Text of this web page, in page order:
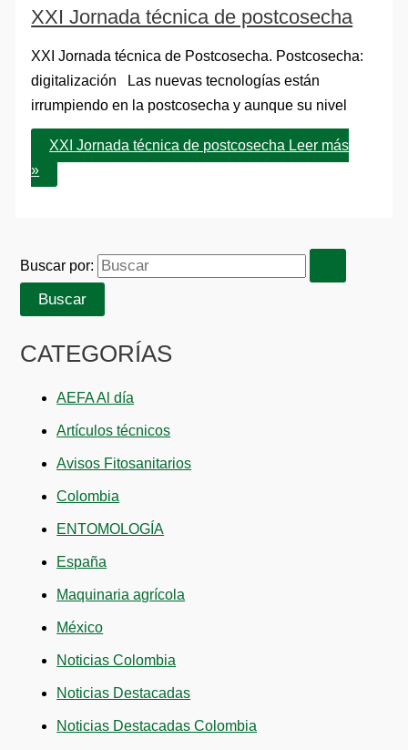
XXI Jornada técnica de postcosecha
XXI Jornada técnica de Postcosecha. Postcosecha:
digitalización Las nuevas tecnologías están
irrumpiendo en la postcosecha y aunque su nivel
XXI Jornada técnica de postcosecha Leer más
»
Buscar por:
CATEGORÍAS
AEFA Al día
Artículos técnicos
Avisos Fitosanitarios
Colombia
ENTOMOLOGÍA
España
Maquinaria agrícola
México
Noticias Colombia
Noticias Destacadas
Noticias Destacadas Colombia